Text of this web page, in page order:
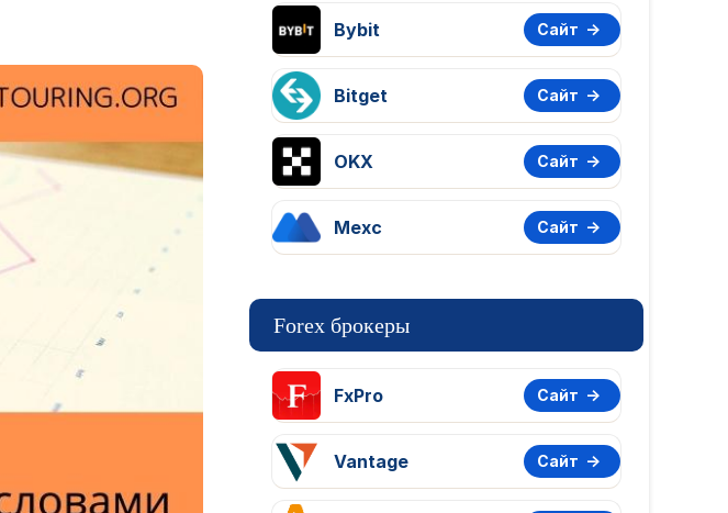
Bybit Сайт
Bitget Сайт
OKX Сайт
Mexc Сайт
Forex брокеры
FxPro Сайт
Vantage Сайт